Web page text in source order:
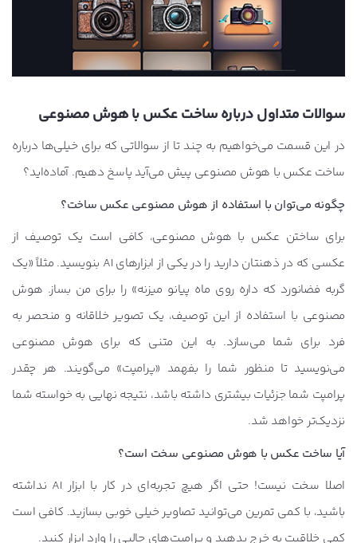
سوالات متداول درباره ساخت عکس با هوش مصنوعی
در این قسمت می‌خواهیم به چند تا از سوالاتی که برای خیلی‌ها درباره
ساخت عکس با هوش مصنوعی پیش می‌آید پاسخ دهیم. آماده‌اید؟
چگونه می‌توان با استفاده از هوش مصنوعی عکس ساخت؟
برای ساختن عکس با هوش مصنوعی، کافی است یک توصیف از
عکسی که در ذهنتان دارید را در یکی از ابزارهای AI بنویسید. مثلاً «یک
گربه فضانورد که داره روی ماه پیانو میزنه» را برای من بساز. هوش
مصنوعی با استفاده از این توصیف، یک تصویر خلاقانه و منحصر به
فرد برای شما می‌سازد. به این متنی که برای هوش مصنوعی
می‌نویسید تا منظور شما را بفهمد «پرامپت» می‌گویند. هر چقدر
پرامپت شما جزئیات بیشتری داشته باشد، نتیجه نهایی به خواسته شما
نزدیک‌تر خواهد شد.
آیا ساخت عکس با هوش مصنوعی سخت است؟
اصلا سخت نیست! حتی اگر هیچ تجربه‌ای در کار با ابزار AI نداشته
باشید، با کمی تمرین می‌توانید تصاویر خیلی خوبی بسازید. کافی است
کمی خلاقیت به خرج بدهید و پرامپت‌های جالبی را وارد ابزار کنید.